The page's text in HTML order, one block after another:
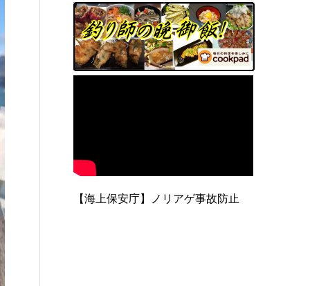
【海上保安庁】ノリアゲ事故防止